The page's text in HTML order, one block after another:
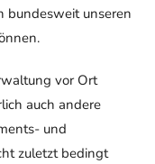
bundesweit unseren
vor Ort
auch andere
und
zuletzt bedingt